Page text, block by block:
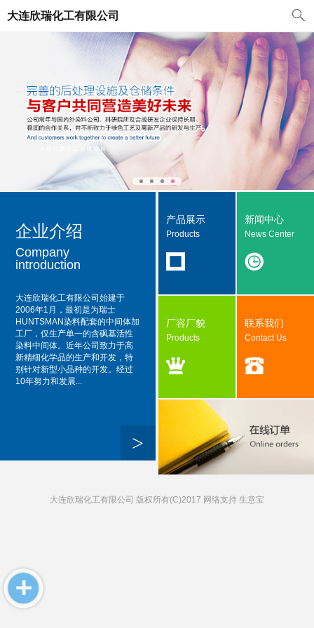
大连欣瑞化工有限公司
>
企业介绍
Company
introduction
大连欣瑞化工有限公司始建于
2006年1月，最初是为瑞士
HUNTSMAN染料配套的中间体加
工厂，仅生产单一的含砜基活性
染料中间体。近年公司致力于高
新精细化学品的生产和开发，特
别针对新型小品种的开发。经过
10年努力和发展...
产品展示
Products
新闻中心
News Center
厂容厂貌
Products
联系我们
Contact Us
大连欣瑞化工有限公司 版权所有(C)2017 网络支持 生意宝